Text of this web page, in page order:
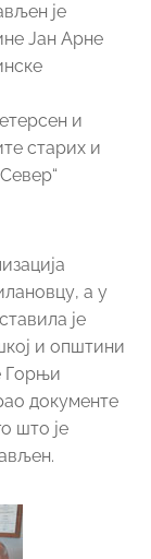
је
Јан Арне
и
старих и
а у
је
и општини
Горњи
документе
што је